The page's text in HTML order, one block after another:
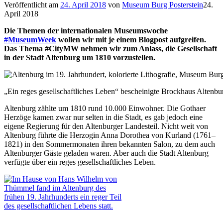
Veröffentlicht am 24. April 2018 von Museum Burg Posterstein24.
April 2018
Die Themen der internationalen Museumswoche
#MuseumWeek wollen wir mit je einem Blogpost aufgreifen.
Das Thema #CityMW nehmen wir zum Anlass, die Gesellschaft
in der Stadt Altenburg um 1810 vorzustellen.
„Ein reges gesellschaftliches Leben“ bescheinigte Brockhaus
Altenburg zählte um 1810 rund 10.000 Einwohner. Die Gothaer
Herzöge kamen zwar nur selten in die Stadt, es gab jedoch eine
eigene Regierung für den Altenburger Landesteil. Nicht weit von
Altenburg führte die Herzogin Anna Dorothea von Kurland (1761–
1821) in den Sommermonaten ihren bekannten Salon, zu dem auch
Altenburger Gäste geladen waren. Aber auch die Stadt Altenburg
verfügte über ein reges gesellschaftliches Leben.